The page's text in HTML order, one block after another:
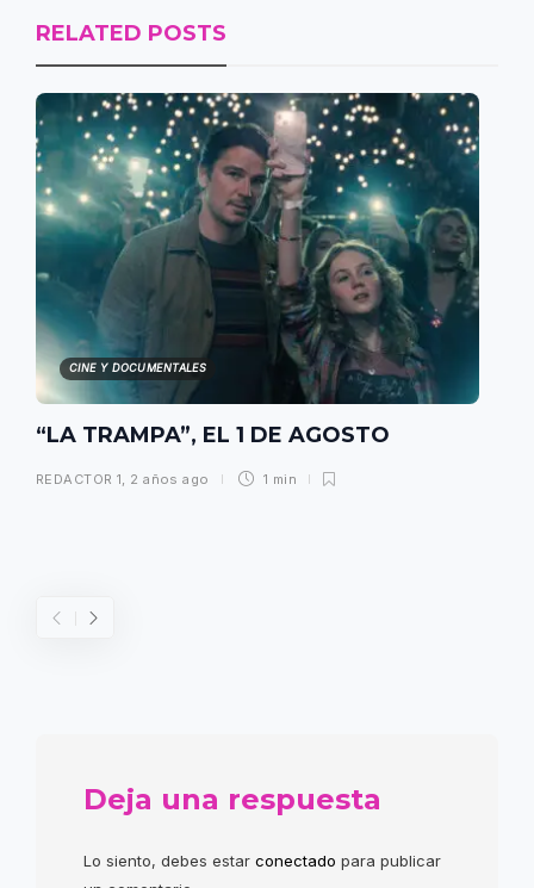
RELATED POSTS
CINE Y DOCUMENTALES
“LA TRAMPA”, EL 1 DE AGOSTO
REDACTOR 1, 2 años ago 1 min
Deja una respuesta
Lo siento, debes estar conectado para publicar